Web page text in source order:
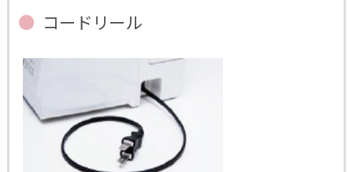
コードリール